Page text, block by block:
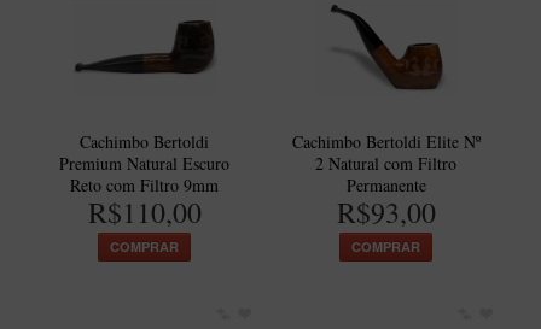
Zuccardi
Encerado
Hobby
Speciale
BB Liso e Rústico
Cachimbo Bertoldi
Premium Natural Escuro
Reto com Filtro 9mm
R$110,00
COMPRAR
Cachimbo Bertoldi Elite Nº
2 Natural com Filtro
Permanente
R$93,00
COMPRAR